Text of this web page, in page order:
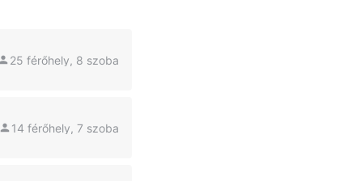
25 férőhely, 8 szoba
14 férőhely, 7 szoba